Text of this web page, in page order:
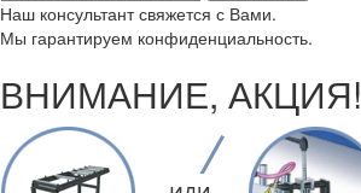
Наш консультант свяжется с Вами.
Мы гарантируем конфиденциальность.
ВНИМАНИЕ, АКЦИЯ!